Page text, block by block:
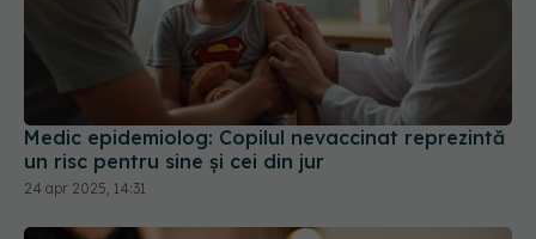
Medic epidemiolog: Copilul nevaccinat reprezintă
un risc pentru sine şi cei din jur
24 apr 2025, 14:31